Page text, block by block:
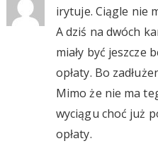
irytuje. Ciągle nie
A dziś na dwóch
miały być jeszcze
opłaty. Bo
Mimo że nie ma
wyciągu choć już
opłaty.